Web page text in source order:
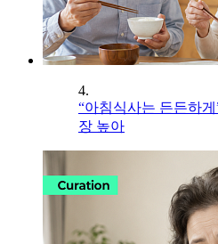
4.
“아침식사는 든든하
장 높아